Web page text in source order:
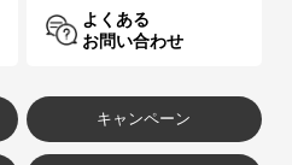
よくある
お問い合わせ
キャンペーン